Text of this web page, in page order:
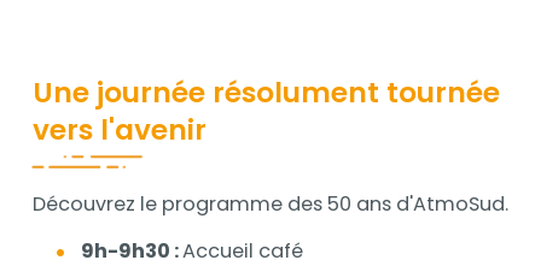
Une journée résolument tournée
vers l'avenir
Contenu
Découvrez le programme des 50 ans d'AtmoSud.
9h-9h30 :Accueil café